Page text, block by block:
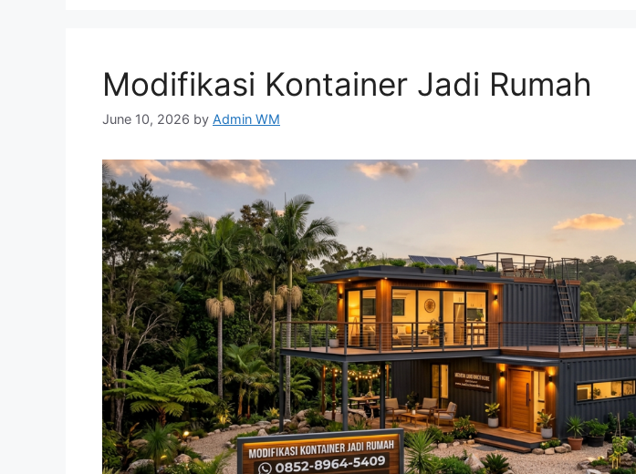
Modifikasi Kontainer Jadi Rumah
June 10, 2026 by Admin WM